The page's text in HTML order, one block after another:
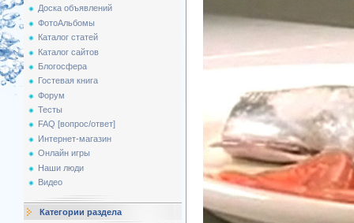
Доска объявлений
ФотоАльбомы
Каталог статей
Каталог сайтов
Блогосфера
Гостевая книга
Форум
Тесты
FAQ [вопрос/ответ]
Интернет-магазин
Онлайн игры
Наши люди
Видео
Категории раздела